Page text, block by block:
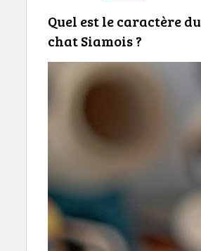
Quel est le caractère du
chat Siamois ?